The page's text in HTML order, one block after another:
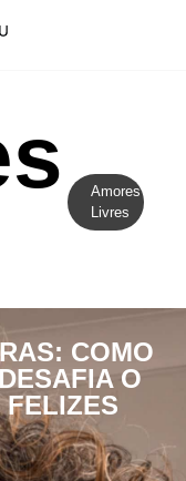
Amores
Livres
COMO
O
FELIZES